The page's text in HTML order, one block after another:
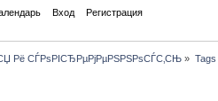
Вход Регистрация
Рё СЃРѕРІСЂРµРјРµРЅРЅРѕСЃС‚СЊ » Tags